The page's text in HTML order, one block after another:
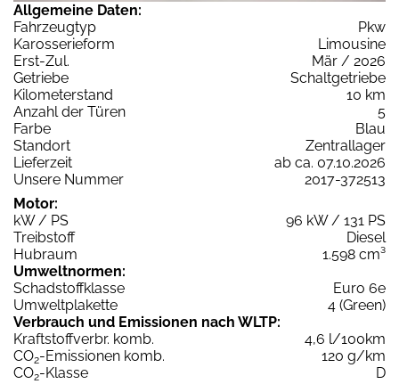
Allgemeine Daten:
Fahrzeugtyp
Pkw
Karosserieform
Limousine
Erst-Zul.
Mär / 2026
Getriebe
Schaltgetriebe
Kilometerstand
10 km
Anzahl der Türen
5
Farbe
Blau
Standort
Zentrallager
Lieferzeit
ab ca. 07.10.2026
Unsere Nummer
2017-372513
Motor:
kW / PS
96 kW / 131 PS
Treibstoff
Diesel
Hubraum
1.598 cm³
Umweltnormen:
Schadstoffklasse
Euro 6e
Umweltplakette
4 (Green)
Verbrauch und Emissionen nach WLTP:
Kraftstoffverbr. komb.
4,6 l/100km
CO2-Emissionen komb.
120 g/km
CO2-Klasse
D